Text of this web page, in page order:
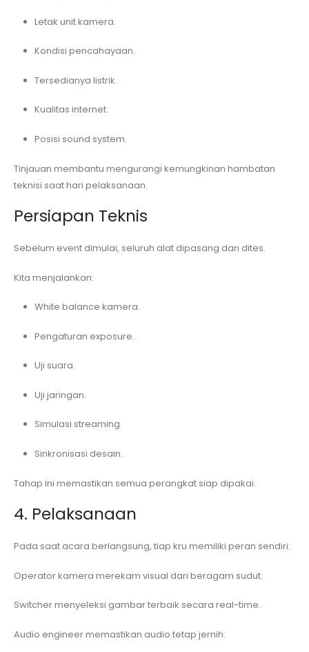
Letak unit kamera.
Kondisi pencahayaan.
Tersedianya listrik.
Kualitas internet.
Posisi sound system.
Tinjauan membantu mengurangi kemungkinan hambatan
teknisi saat hari pelaksanaan.
Persiapan Teknis
Sebelum event dimulai, seluruh alat dipasang dan dites.
Kita menjalankan:
White balance kamera.
Pengaturan exposure.
Uji suara.
Uji jaringan.
Simulasi streaming.
Sinkronisasi desain.
Tahap ini memastikan semua perangkat siap dipakai.
4. Pelaksanaan
Pada saat acara berlangsung, tiap kru memiliki peran sendiri.
Operator kamera merekam visual dari beragam sudut.
Switcher menyeleksi gambar terbaik secara real-time.
Audio engineer memastikan audio tetap jernih.